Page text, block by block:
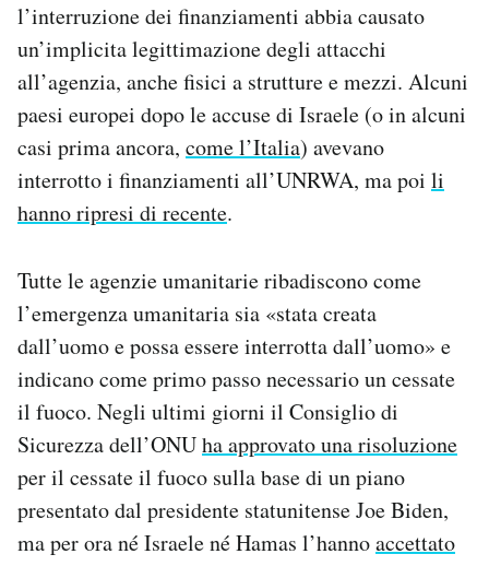
l’interruzione dei finanziamenti abbia causato
un’implicita legittimazione degli attacchi
all’agenzia, anche fisici a strutture e mezzi. Alcuni
paesi europei dopo le accuse di Israele (o in alcuni
casi prima ancora, come l’Italia) avevano
interrotto i finanziamenti all’UNRWA, ma poi li
hanno ripresi di recente.
Tutte le agenzie umanitarie ribadiscono come
l’emergenza umanitaria sia «stata creata
dall’uomo e possa essere interrotta dall’uomo» e
indicano come primo passo necessario un cessate
il fuoco. Negli ultimi giorni il Consiglio di
Sicurezza dell’ONUha approvato una risoluzione
per il cessate il fuoco sulla base di un piano
presentato dal presidente statunitense Joe Biden,
ma per ora né Israele né Hamas l’hannoaccettato